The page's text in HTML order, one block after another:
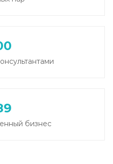
бизнес